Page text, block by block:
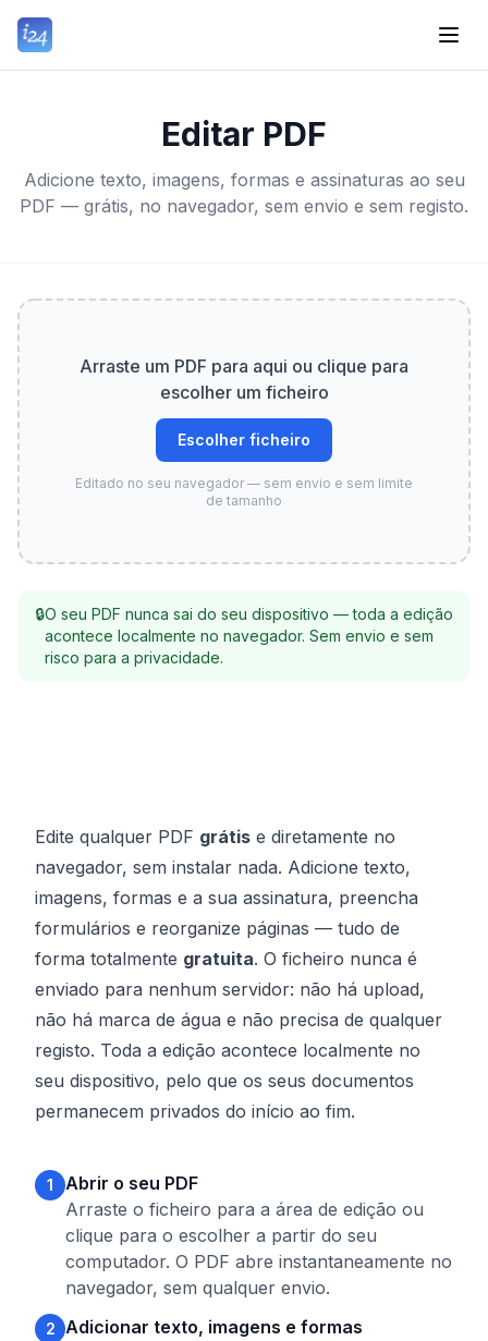
Editar PDF
Adicione texto, imagens, formas e assinaturas ao seu
PDF — grátis, no navegador, sem envio e sem registo.
Arraste um PDF para aqui ou clique para
escolher um ficheiro
Escolher ficheiro
Editado no seu navegador — sem envio e sem limite
de tamanho
🔒O seu PDF nunca sai do seu dispositivo — toda a edição
acontece localmente no navegador. Sem envio e sem
risco para a privacidade.
Edite qualquer PDF grátis e diretamente no
navegador, sem instalar nada. Adicione texto,
imagens, formas e a sua assinatura, preencha
formulários e reorganize páginas — tudo de
forma totalmente gratuita. O ficheiro nunca é
enviado para nenhum servidor: não há upload,
não há marca de água e não precisa de qualquer
registo. Toda a edição acontece localmente no
seu dispositivo, pelo que os seus documentos
permanecem privados do início ao fim.
1
Abrir o seu PDF
Arraste o ficheiro para a área de edição ou
clique para o escolher a partir do seu
computador. O PDF abre instantaneamente no
navegador, sem qualquer envio.
2 Adicionar texto, imagens e formas